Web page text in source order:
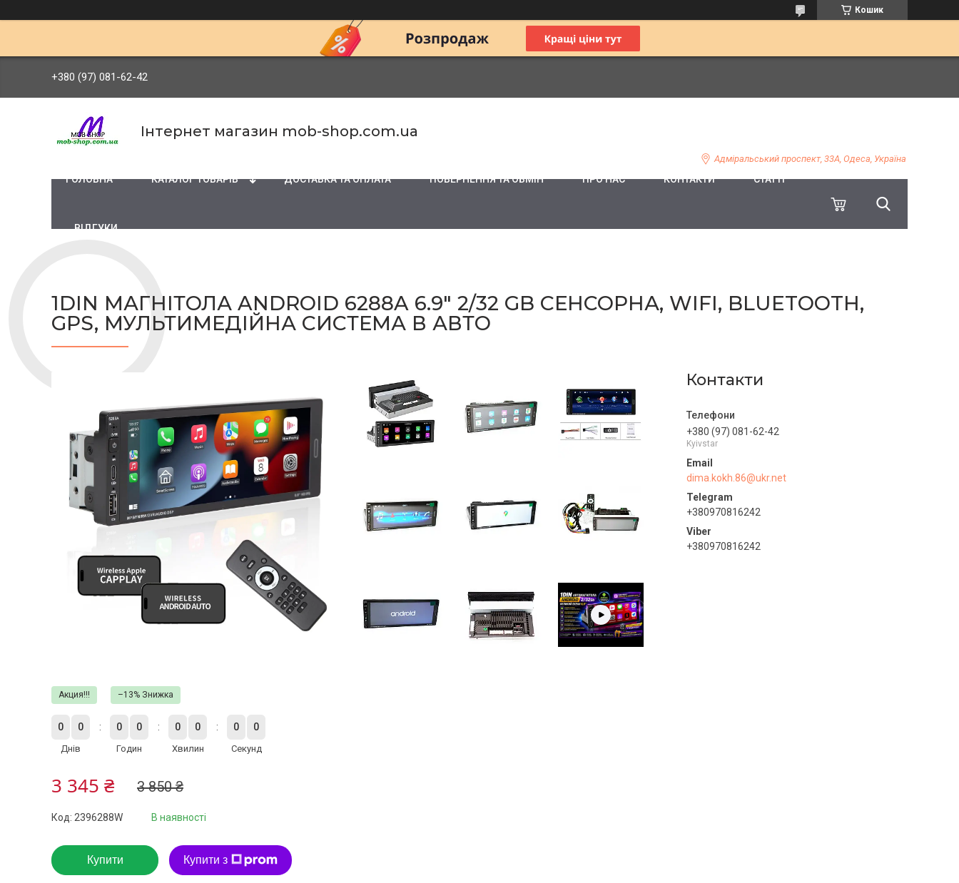
Кошик
+380 (97) 081-62-42
Інтернет магазин mob-shop.com.ua
Адміральський проспект, 33А, Одеса, Україна
ГОЛОВНА КАТАЛОГ ТОВАРІВ ДОСТАВКА ТА ОПЛАТА ПОВЕРНЕННЯ ТА ОБМІН ПРО НАС КОНТАКТИ СТАТТІ
ВІДГУКИ
1DIN МАГНІТОЛА ANDROID 6288A 6.9" 2/32 GB СЕНСОРНА, WIFI, BLUETOOTH,
GPS, МУЛЬТИМЕДІЙНА СИСТЕМА В АВТО
Контакти
+380 (97) 081-62-42
Kyivstar
dima.kokh.86@ukr.net
+380970816242
+380970816242
Акция!!! –13%
0 0
Днів
0 0
Годин
0 0
Хвилин
0 0
Секунд
3 850 ₴
3 345 ₴
В наявності
Код: 2396288W
Купити Купити з